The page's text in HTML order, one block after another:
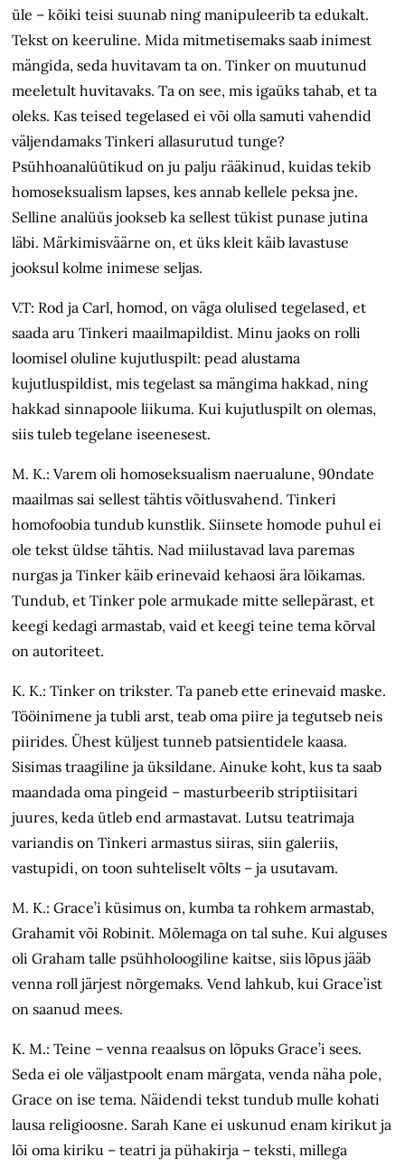
üle – kõiki teisi suunab ning manipuleerib ta edukalt.
Tekst on keeruline. Mida mitmetisemaks saab inimest
mängida, seda huvitavam ta on. Tinker on muutunud
meeletult huvitavaks. Ta on see, mis igaüks tahab, et ta
oleks. Kas teised tegelased ei või olla samuti vahendid
väljendamaks Tinkeri allasurutud tunge?
Psühhoanalüütikud on ju palju rääkinud, kuidas tekib
homoseksualism lapses, kes annab kellele peksa jne.
Selline analüüs jookseb ka sellest tükist punase jutina
läbi. Märkimisväärne on, et üks kleit käib lavastuse
jooksul kolme inimese seljas.
V.T: Rod ja Carl, homod, on väga olulised tegelased, et
saada aru Tinkeri maailmapildist. Minu jaoks on rolli
loomisel oluline kujutluspilt: pead alustama
kujutluspildist, mis tegelast sa mängima hakkad, ning
hakkad sinnapoole liikuma. Kui kujutluspilt on olemas,
siis tuleb tegelane iseenesest.
M. K.: Varem oli homoseksualism naerualune, 90ndate
maailmas sai sellest tähtis võitlusvahend. Tinkeri
homofoobia tundub kunstlik. Siinsete homode puhul ei
ole tekst üldse tähtis. Nad miilustavad lava paremas
nurgas ja Tinker käib erinevaid kehaosi ära lõikamas.
Tundub, et Tinker pole armukade mitte sellepärast, et
keegi kedagi armastab, vaid et keegi teine tema kõrval
on autoriteet.
K. K.: Tinker on trikster. Ta paneb ette erinevaid maske.
Tööinimene ja tubli arst, teab oma piire ja tegutseb neis
piirides. Ühest küljest tunneb patsientidele kaasa.
Sisimas traagiline ja üksildane. Ainuke koht, kus ta saab
maandada oma pingeid – masturbeerib striptiisitari
juures, keda ütleb end armastavat. Lutsu teatrimaja
variandis on Tinkeri armastus siiras, siin galeriis,
vastupidi, on toon suhteliselt võlts – ja usutavam.
M. K.: Grace’i küsimus on, kumba ta rohkem armastab,
Grahamit või Robinit. Mõlemaga on tal suhe. Kui alguses
oli Graham talle psühholoogiline kaitse, siis lõpus jääb
venna roll järjest nõrgemaks. Vend lahkub, kui Grace’ist
on saanud mees.
K. M.: Teine – venna reaalsus on lõpuks Grace’i sees.
Seda ei ole väljastpoolt enam märgata, venda näha pole,
Grace on ise tema. Näidendi tekst tundub mulle kohati
lausa religioosne. Sarah Kane ei uskunud enam kirikut ja
lõi oma kiriku – teatri ja pühakirja – teksti, millega